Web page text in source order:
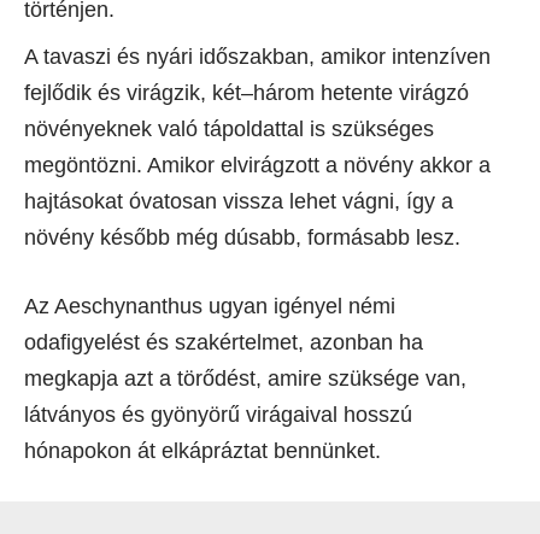
történjen.
A tavaszi és nyári időszakban, amikor intenzíven
fejlődik és virágzik, két–három hetente virágzó
növényeknek való tápoldattal is szükséges
megöntözni. Amikor elvirágzott a növény akkor a
hajtásokat óvatosan vissza lehet vágni, így a
növény később még dúsabb, formásabb lesz.
Az Aeschynanthus ugyan igényel némi
odafigyelést és szakértelmet, azonban ha
megkapja azt a törődést, amire szüksége van,
látványos és gyönyörű virágaival hosszú
hónapokon át elkápráztat bennünket.